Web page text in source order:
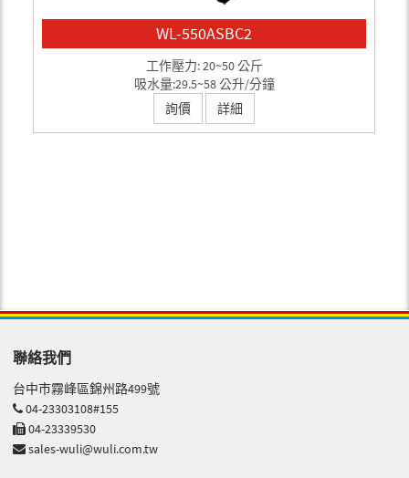
WL-550ASBC2
工作壓力: 20~50 公斤
吸水量:29.5~58 公升/分鐘
詢價
詳細
聯絡我們
台中市霧峰區錦州路499號
04-23303108#155
04-23339530
sales-wuli@wuli.com.tw